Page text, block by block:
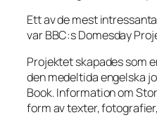
Ett av de mest
var BBC:s Domesday
Projektet skapades som
den medeltida engelska
Book. Information om
form av texter,